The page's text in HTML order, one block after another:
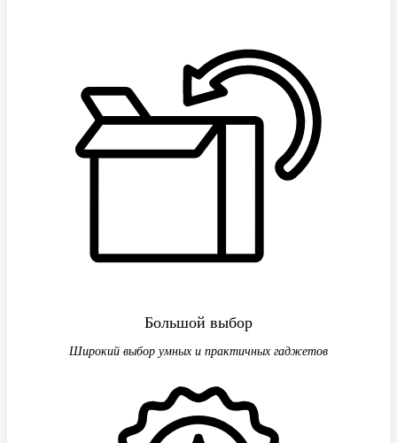
Большой выбор
Широкий выбор умных и практичных гаджетов